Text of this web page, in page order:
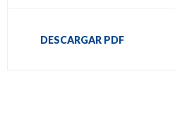
DESCARGAR PDF